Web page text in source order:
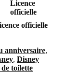
officielle
anniversaire,
, Disney
toilette